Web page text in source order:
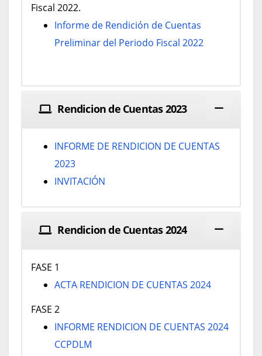
Fiscal 2022.
Informe de Rendición de Cuentas
Preliminar del Periodo Fiscal 2022
Rendicion de Cuentas 2023
INFORME DE RENDICION DE CUENTAS
2023
INVITACIÓN
Rendicion de Cuentas 2024
FASE 1
ACTA RENDICION DE CUENTAS 2024
FASE 2
INFORME RENDICION DE CUENTAS 2024
CCPDLM